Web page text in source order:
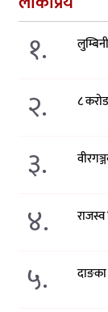
१.
२. ८
३.
४.
५.